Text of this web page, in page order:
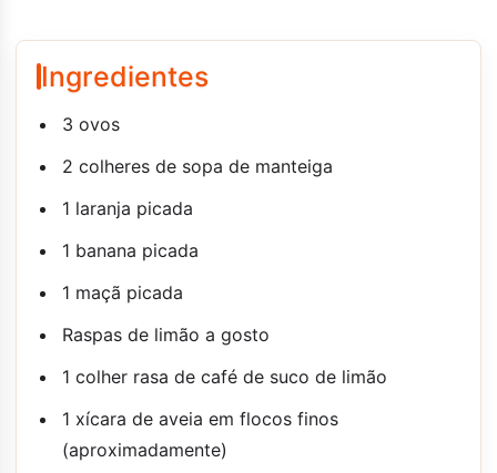
Ingredientes
3 ovos
2 colheres de sopa de manteiga
1 laranja picada
1 banana picada
1 maçã picada
Raspas de limão a gosto
1 colher rasa de café de suco de limão
1 xícara de aveia em flocos finos
(aproximadamente)